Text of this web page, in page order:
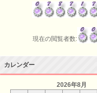
現在の閲覧者数:
カレンダー
2026年8月